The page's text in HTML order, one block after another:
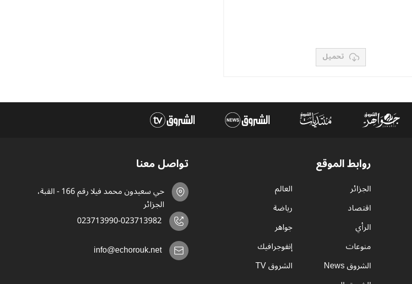
تحميل
روابط الموقع
الجزائر
العالم
اقتصاد
رياضة
الرأي
جواهر
منوعات
إنفوجرافيك
الشروق News
الشروق TV
تواصل معنا
حي سعيدون محمد فيلا رقم 166 - القبة،
الجزائر
023713990-023713982
info@echorouk.net